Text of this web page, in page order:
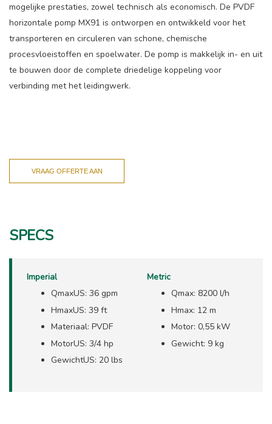
mogelijke prestaties, zowel technisch als economisch. De PVDF
horizontale pomp MX91 is ontworpen en ontwikkeld voor het
transporteren en circuleren van schone, chemische
procesvloeistoffen en spoelwater. De pomp is makkelijk in- en uit
te bouwen door de complete driedelige koppeling voor
verbinding met het leidingwerk.
VRAAG OFFERTE AAN
SPECS
Metric
Qmax: 8200 l/h
Hmax: 12 m
Motor: 0,55 kW
Gewicht: 9 kg
Imperial
QmaxUS: 36 gpm
HmaxUS: 39 ft
Materiaal: PVDF
MotorUS: 3/4 hp
GewichtUS: 20 lbs